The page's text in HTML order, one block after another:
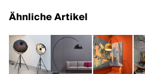
Ähnliche Artikel